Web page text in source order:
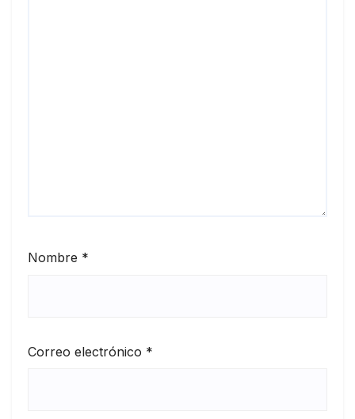
Nombre *
Correo electrónico *